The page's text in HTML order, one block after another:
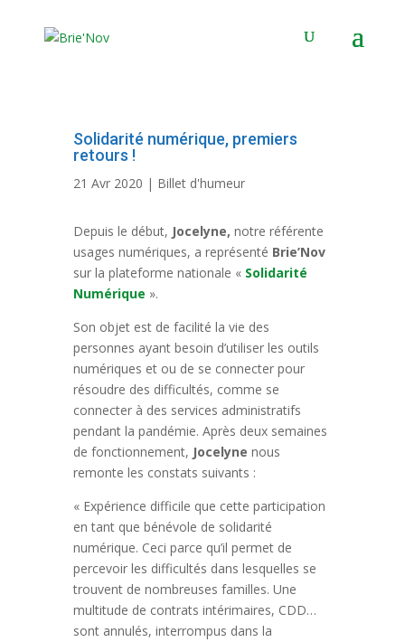
Solidarité numérique, premiers
retours !
21 Avr 2020 | Billet d'humeur
Depuis le début, Jocelyne, notre référente
usages numériques, a représenté Brie’Nov
sur la plateforme nationale « Solidarité
Numérique ».
Son objet est de facilité la vie des
personnes ayant besoin d’utiliser les outils
numériques et ou de se connecter pour
résoudre des difficultés, comme se
connecter à des services administratifs
pendant la pandémie. Après deux semaines
de fonctionnement, Jocelyne nous
remonte les constats suivants :
« Expérience difficile que cette participation
en tant que bénévole de solidarité
numérique. Ceci parce qu’il permet de
percevoir les difficultés dans lesquelles se
trouvent de nombreuses familles. Une
multitude de contrats intérimaires, CDD…
sont annulés, interrompus dans la